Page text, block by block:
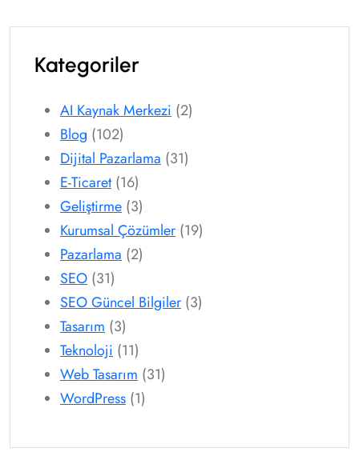
Kategoriler
AI Kaynak Merkezi (2)
Blog (102)
Dijital Pazarlama (31)
E-Ticaret(16)
Geliştirme (3)
Kurumsal Çözümler (19)
Pazarlama (2)
SEO (31)
SEO Güncel Bilgiler (3)
Tasarım (3)
Teknoloji (11)
Web Tasarım (31)
WordPress (1)